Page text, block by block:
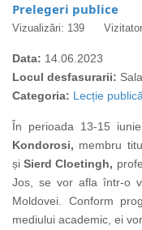
Prelegeri publice
Vizualizări: 139
Data: 14.06.2023
Locul desfasurarii:
Categoria: Lecție publică
În perioada 13-15
Kondorosi, membru
șiSierdCloetingh,
Jos, se vor afla într-o
Moldovei. Conform
mediului academic, ei